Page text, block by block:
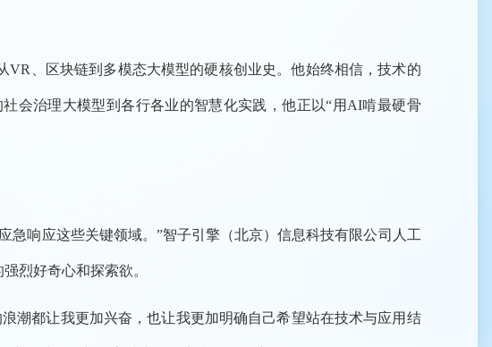
、区块链到多模态大模型的硬核创业史。他始终相信，技术的
会治理大模型到各行各业的智慧化实践，他正以“用AI啃最硬骨
响应这些关键领域。”智子引擎（北京）信息科技有限公司人工
烈好奇心和探索欲。
潮都让我更加兴奋，也让我更加明确自己希望站在技术与应用结